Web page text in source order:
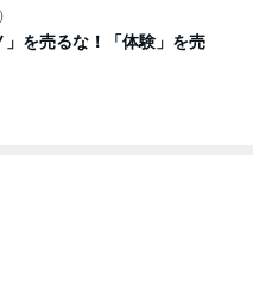
」を売るな！「体験」を売